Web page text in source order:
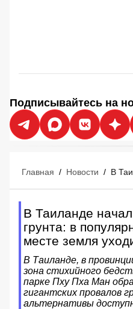
Подписывайтесь на
Главная / Новости /
В Таиланде
грунта: в
месте земля
В Таиланде, в
зона стихийного
парке Пху Пха Ман
гигантских провалов
альтернативы